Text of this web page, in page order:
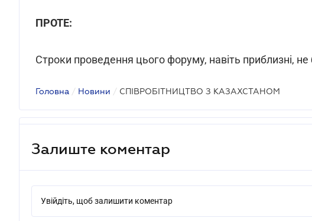
ПРОТЕ:
Строки проведення цього форуму, навіть приблизні,
Головна / Новини / СПІВРОБІТНИЦТВО З КАЗАХСТАНОМ
Залиште коментар
Увійдіть, щоб залишити коментар